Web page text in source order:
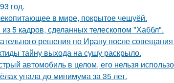
год.
в мире, покрытое чешуёй.
5 кадров, сделанных телескопом "Хаббл".
решения по Ирану после
тайну выхода на сушу раскрыло.
автомобиль в целом, его нельзя
упала до минимума за 35 лет.